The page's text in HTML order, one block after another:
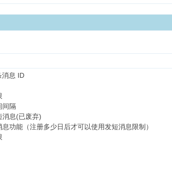
消息 ID
间隔
消息(已废弃)
功能（注册多少日后才可以使用发短消息限制）